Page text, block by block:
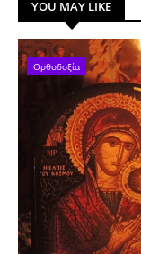
YOU MAY LIKE
Ορθοδοξία